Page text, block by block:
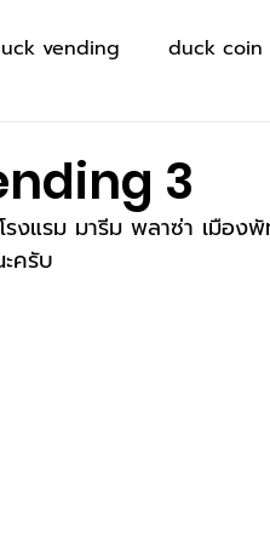
vending duck coin
3
แรม มารีม พลาซ่า เมือง
ครับ